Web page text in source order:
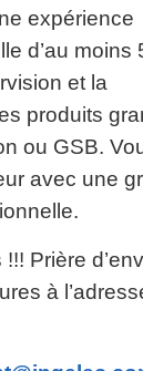
expérience
d’au moins
et la
produits
ou GSB.
avec une
Prière
à